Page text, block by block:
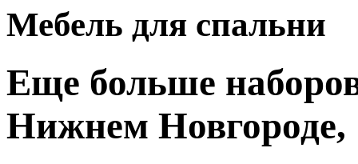
Мебель для спальни
Еще больше
Нижнем Новгороде,